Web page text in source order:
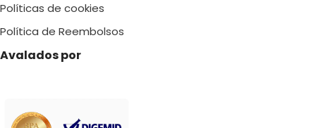
Políticas de cookies
Política de Reembolsos
Avalados por